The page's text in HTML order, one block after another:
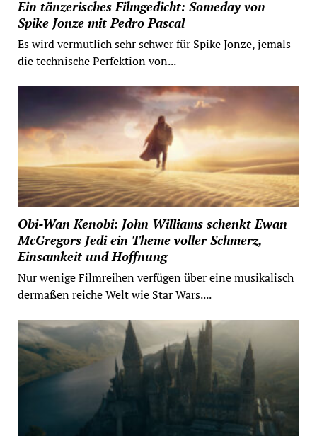
Ein tänzerisches Filmgedicht: Someday von
Spike Jonze mit Pedro Pascal
Es wird vermutlich sehr schwer für Spike Jonze, jemals
die technische Perfektion von...
Obi-Wan Kenobi: John Williams schenkt Ewan
McGregors Jedi ein Theme voller Schmerz,
Einsamkeit und Hoffnung
Nur wenige Filmreihen verfügen über eine musikalisch
dermaßen reiche Welt wie Star Wars....